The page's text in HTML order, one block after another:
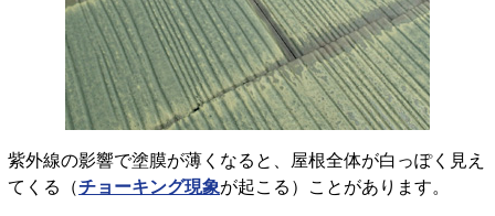
紫外線の影響で塗膜が薄くなると、屋根全体が白っぽく見え
てくる（チョーキング現象が起こる）ことがあります。